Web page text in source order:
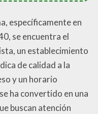
específicamente en
se encuentra el
un establecimiento
de calidad a la
y un horario
ha convertido en una
buscan atención